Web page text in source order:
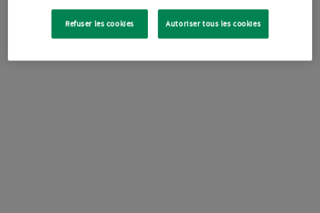
Refuser les cookies Autoriser tous les cookies